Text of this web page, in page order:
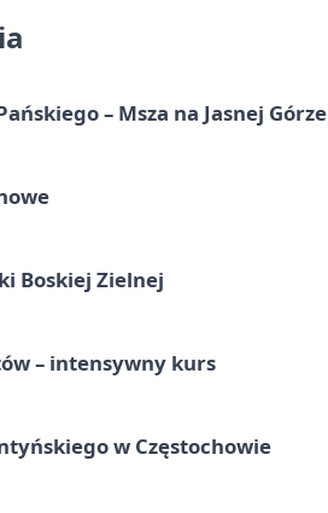
– Msza na Jasnej Górze
Boskiej Zielnej
– intensywny kurs
w Częstochowie